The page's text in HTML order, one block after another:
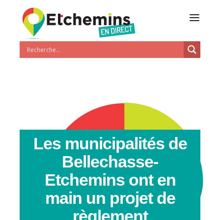
Les municipalités de
Bellechasse-
Etchemins ont en
main un projet de
règlement